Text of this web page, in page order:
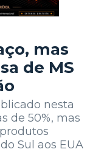
mas
de MS
nesta
de 50%, mas
Sul aos EUA